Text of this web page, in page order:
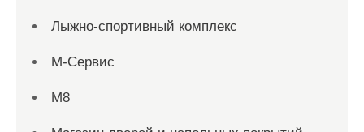
Лыжно-спортивный комплекс
М-Сервис
М8